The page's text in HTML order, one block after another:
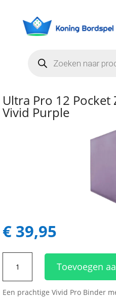
zoeken
Ultra Pro 12
Vivid Purple
€ 39,95
12
Pocket
Toevoegen
Een prachtige Vivid Pro Binder